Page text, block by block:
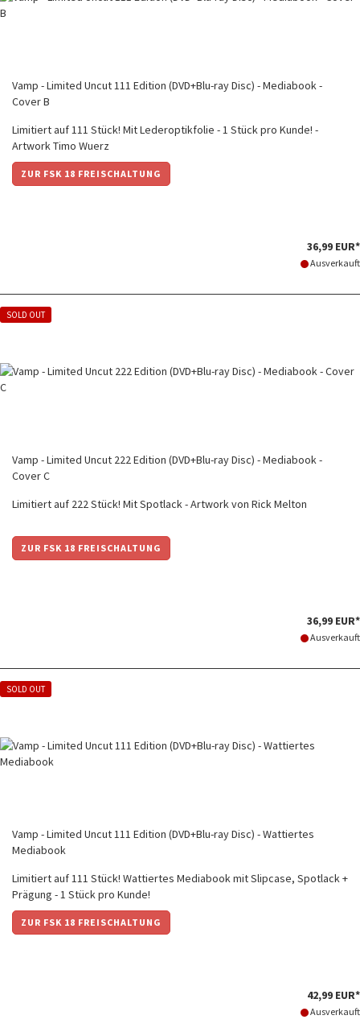
Vamp - Limited Uncut 111 Edition (DVD+Blu-ray Disc) - Mediabook -
Cover B
Limitiert auf 111 Stück! Mit Lederoptikfolie - 1 Stück pro Kunde! -
Artwork Timo Wuerz
ZUR FSK 18 FREISCHALTUNG
36,99 EUR*
Ausverkauft
SOLD OUT
Vamp - Limited Uncut 222 Edition (DVD+Blu-ray Disc) - Mediabook -
Cover C
Limitiert auf 222 Stück! Mit Spotlack - Artwork von Rick Melton
ZUR FSK 18 FREISCHALTUNG
36,99 EUR*
Ausverkauft
SOLD OUT
Vamp - Limited Uncut 111 Edition (DVD+Blu-ray Disc) - Wattiertes
Mediabook
Limitiert auf 111 Stück! Wattiertes Mediabook mit Slipcase, Spotlack +
Prägung - 1 Stück pro Kunde!
ZUR FSK 18 FREISCHALTUNG
42,99 EUR*
Ausverkauft